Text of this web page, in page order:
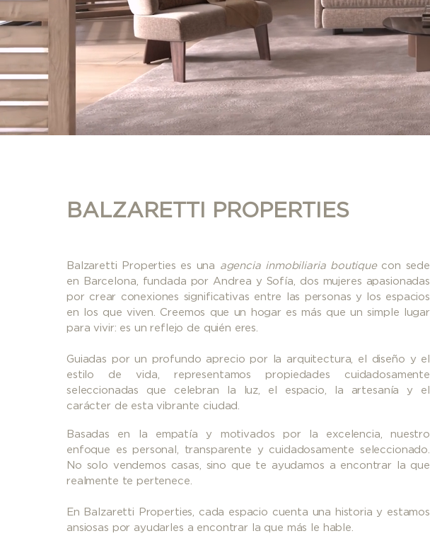
BALZARETTI PROPERTIES
Balzaretti Properties es una agencia inmobiliaria boutique con sede
en Barcelona, fundada por Andrea y Sofía, dos mujeres apasionadas
por crear conexiones significativas entre las personas y los espacios
en los que viven. Creemos que un hogar es más que un simple lugar
para vivir: es un reflejo de quién eres.
Guiadas por un profundo aprecio por la arquitectura, el diseño y el
estilo de vida, representamos propiedades cuidadosamente
seleccionadas que celebran la luz, el espacio, la artesanía y el
carácter de esta vibrante ciudad.
Basadas en la empatía y motivados por la excelencia, nuestro
enfoque es personal, transparente y cuidadosamente seleccionado.
No solo vendemos casas, sino que te ayudamos a encontrar la que
realmente te pertenece.
En Balzaretti Properties, cada espacio cuenta una historia y estamos
ansiosas por ayudarles a encontrar la que más le hable.